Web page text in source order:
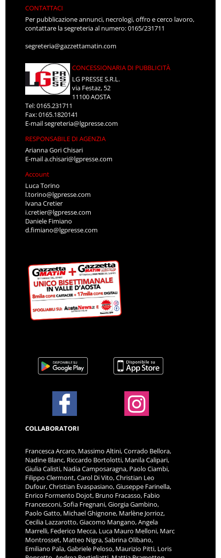
CONTATTACI
Per pubblicazione annunci, necrologi, offro e cerco lavoro,
contattare la segreteria al numero: 0165/231711
segreteria@gazzettamatin.com
CONCESSIONARIA DI PUBBLICITÀ
LG PRESSE S.R.L.
via Festaz, 52
11100 AOSTA
Tel: 0165.231711
Fax: 0165.1820141
E-mailsegreteria@lgpresse.com
RESPONSABILE DI AGENZIA
Arianna Gori Chisari
E-maila.chisari@lgpresse.com
Account
Luca Torino
l.torino@lgpresse.com
Ivana Cretier
i.cretier@lgpresse.com
Daniele Fimiano
d.fimiano@lgpresse.com
COLLABORATORI
Francesca Arcaro, Massimo Altini, Corrado Bellora,
Nadine Blanc, Riccardo Bortolotti, Manila Calipari,
Giulia Calisti, Nadia Camposaragna, Paolo Ciambi,
Filippo Clermont, Carol Di Vito, Christian Leo
Dufour, Christian Evaspasiano, Giuseppe Farinella,
Enrico Formento Dojot, Bruno Fracasso, Fabio
Francesconi, Sofia Fregnani, Giorgia Gambino,
Paolo Gatto, Michael Ghignone, Marlène Jorrioz,
Cecilia Lazzarotto, Giacomo Mangano, Angela
Marrelli, Federico Mecca, Luca Mauro Melloni, Marc
Montrosset, Matteo Nigra, Sabrina Olibano,
Emiliano Pala, Gabriele Peloso, Maurizio Pitti, Loris